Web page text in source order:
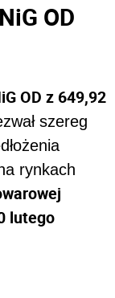
OD
OD z 649,92
szereg
rynkach
lutego